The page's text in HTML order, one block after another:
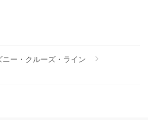
ニー・クルーズ・ライン